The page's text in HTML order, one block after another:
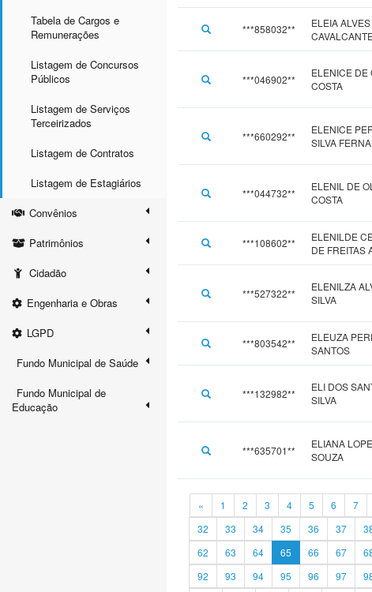
Tabela de Cargos e
Remunerações
Listagem de Concursos
Públicos
Listagem de Serviços
Terceirizados
Listagem de Contratos
Listagem de Estagiários
Convênios
Patrimônios
Cidadão
Engenharia e Obras
LGPD
Fundo Municipal de Saúde
Fundo Municipal de
Educação
***858032**
ELEIA ALVES
***046902**
ELENICE DE
COSTA
***660292**
ELENICE
SILVA
***044732**
ELENIL DE
COSTA
***108602**
ELENILDE
DE FREITAS
***527322**
ELENILZA
SILVA
***803542**
ELEUZA
SANTOS
***132982**
ELI DOS
SILVA
***635701**
ELIANA
SOUZA
« 1 2 3 4 5 6 7
32
33 34 35 36 37
62
63 64 65 66 67
92
93 94 95 96 97